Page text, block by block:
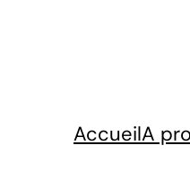
AccueilA